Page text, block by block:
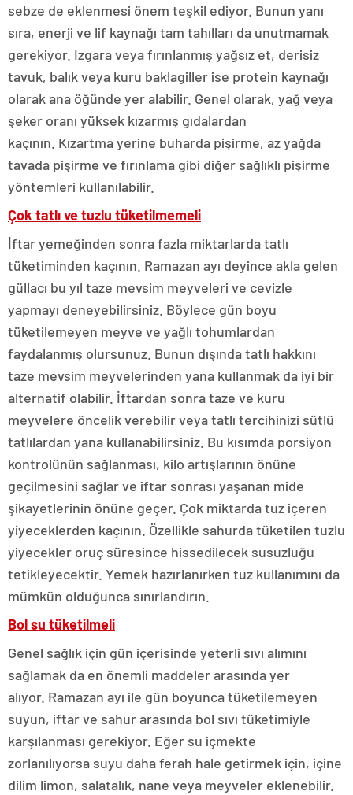
sebze de eklenmesi önem teşkil ediyor. Bunun yanı
sıra, enerji ve lif kaynağı tam tahılları da unutmamak
gerekiyor. Izgara veya fırınlanmış yağsız et, derisiz
tavuk, balık veya kuru baklagiller ise protein kaynağı
olarak ana öğünde yer alabilir. Genel olarak, yağ veya
şeker oranı yüksek kızarmış gıdalardan
kaçının. Kızartma yerine buharda pişirme, az yağda
tavada pişirme ve fırınlama gibi diğer sağlıklı pişirme
yöntemleri kullanılabilir.
Çok tatlı ve tuzlu tüketilmemeli
İftar yemeğinden sonra fazla miktarlarda tatlı
tüketiminden kaçının. Ramazan ayı deyince akla gelen
güllacı bu yıl taze mevsim meyveleri ve cevizle
yapmayı deneyebilirsiniz. Böylece gün boyu
tüketilemeyen meyve ve yağlı tohumlardan
faydalanmış olursunuz. Bunun dışında tatlı hakkını
taze mevsim meyvelerinden yana kullanmak da iyi bir
alternatif olabilir. İftardan sonra taze ve kuru
meyvelere öncelik verebilir veya tatlı tercihinizi sütlü
tatlılardan yana kullanabilirsiniz. Bu kısımda porsiyon
kontrolünün sağlanması, kilo artışlarının önüne
geçilmesini sağlar ve iftar sonrası yaşanan mide
şikayetlerinin önüne geçer. Çok miktarda tuz içeren
yiyeceklerden kaçının. Özellikle sahurda tüketilen tuzlu
yiyecekler oruç süresince hissedilecek susuzluğu
tetikleyecektir. Yemek hazırlanırken tuz kullanımını da
mümkün olduğunca sınırlandırın.
Bol su tüketilmeli
Genel sağlık için gün içerisinde yeterli sıvı alımını
sağlamak da en önemli maddeler arasında yer
alıyor. Ramazan ayı ile gün boyunca tüketilemeyen
suyun, iftar ve sahur arasında bol sıvı tüketimiyle
karşılanması gerekiyor. Eğer su içmekte
zorlanılıyorsa suyu daha ferah hale getirmek için, içine
dilim limon, salatalık, nane veya meyveler eklenebilir.